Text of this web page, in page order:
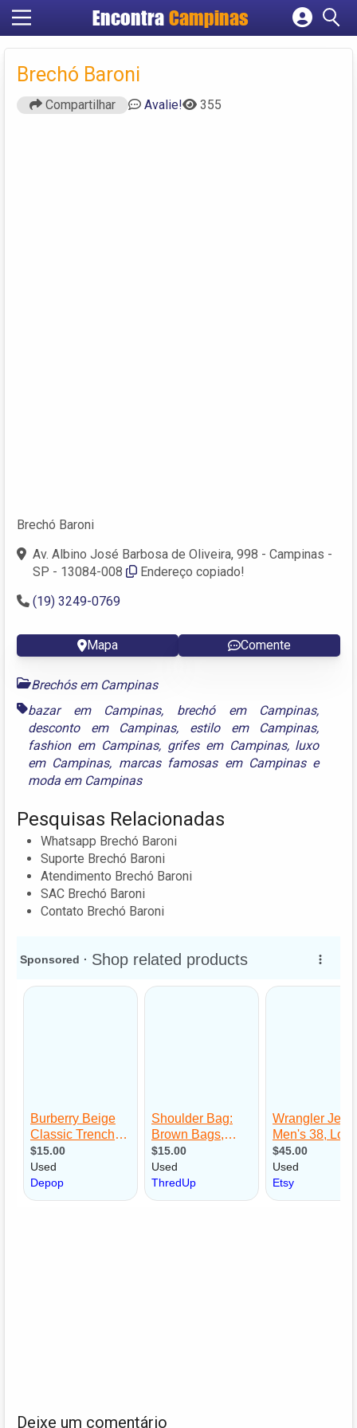
Encontra Campinas
Cadastrar empresa
Brechó Baroni
Compartilhar Avalie! 355
Brechó Baroni
Av. Albino José Barbosa de Oliveira, 998 - Campinas -
SP - 13084-008
Endereço copiado!
(19) 3249-0769
Mapa Comente
Brechós em Campinas
bazar em Campinas, brechó em Campinas,
desconto em Campinas, estilo em Campinas,
fashion em Campinas, grifes em Campinas, luxo
em Campinas, marcas famosas em Campinase
moda em Campinas
Pesquisas Relacionadas
Whatsapp Brechó Baroni
Suporte Brechó Baroni
Atendimento Brechó Baroni
SAC Brechó Baroni
Contato Brechó Baroni
Deixe um comentário